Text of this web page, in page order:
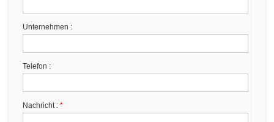
Unternehmen :
Telefon :
Nachricht : *